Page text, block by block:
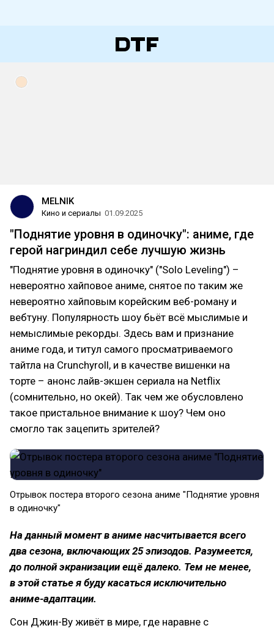
MELNIK
Кино и сериалы 01.09.2025
"Поднятие уровня в одиночку": аниме, где
герой нагриндил себе лучшую жизнь
"Поднятие уровня в одиночку" ("Solo Leveling") –
невероятно хайповое аниме, снятое по таким же
невероятно хайповым корейским веб-роману и
вебтуну. Популярность шоу бьёт всё мыслимые и
немыслимые рекорды. Здесь вам и признание
аниме года, и титул самого просматриваемого
тайтла на Crunchyroll, и в качестве вишенки на
торте – анонс лайв-экшен сериала на Netflix
(сомнительно, но окей). Так чем же обусловлено
такое пристальное внимание к шоу? Чем оно
смогло так зацепить зрителей?
Отрывок постера второго сезона аниме "Поднятие уровня
в одиночку"
На данный момент в аниме насчитывается всего
два сезона, включающих 25 эпизодов. Разумеется,
до полной экранизации ещё далеко. Тем не менее,
в этой статье я буду касаться исключительно
аниме-адаптации.
Сон Джин-Ву живёт в мире, где наравне с